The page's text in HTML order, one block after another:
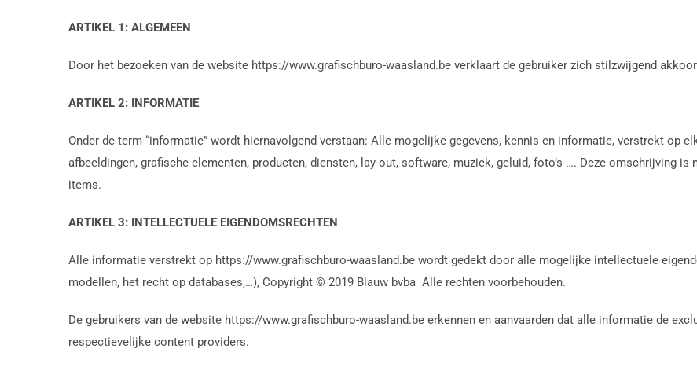
ARTIKEL 1: ALGEMEEN
Door het bezoeken van de website https://www.grafischburo-waasland.be verklaart de gebruiker zich stilzwijgend
ARTIKEL 2: INFORMATIE
Onder de term “informatie” wordt hiernavolgend verstaan: Alle mogelijke gegevens, kennis en informatie, verstrekt op
afbeeldingen, grafische elementen, producten, diensten, lay-out, software, muziek, geluid, foto’s …. Deze omschrijving
items.
ARTIKEL 3: INTELLECTUELE EIGENDOMSRECHTEN
Alle informatie verstrekt op https://www.grafischburo-waasland.be wordt gedekt door alle mogelijke intellectuele
modellen, het recht op databases,…), Copyright © 2019 Blauw bvba Alle rechten voorbehouden.
De gebruikers van de website https://www.grafischburo-waasland.be erkennen en aanvaarden dat alle informatie de
respectievelijke content providers.